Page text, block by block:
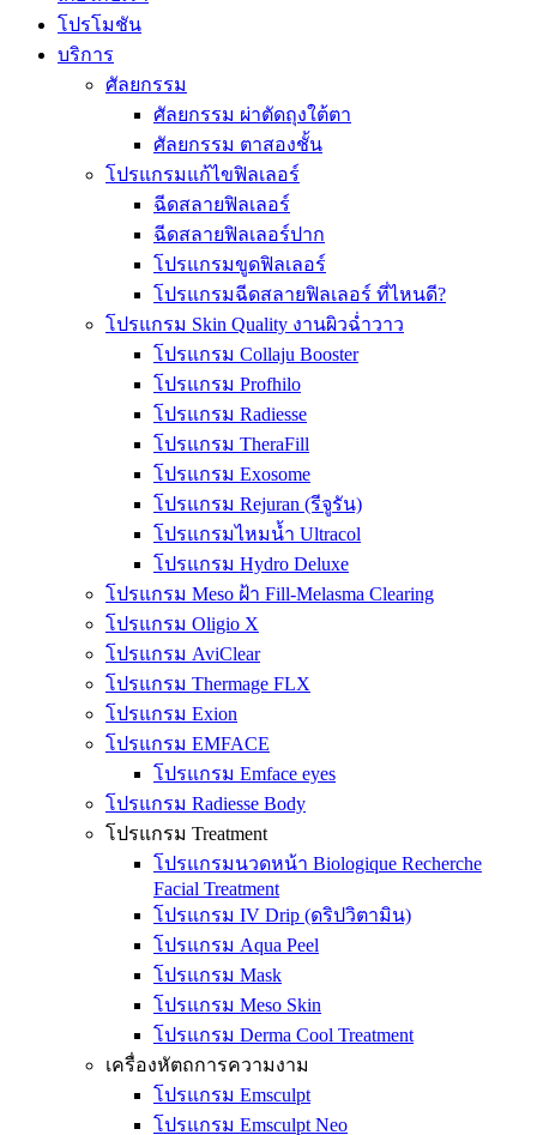
โปรโมชัน
บริการ
ศัลยกรรม
ศัลยกรรม ผ่าตัดถุงใต้ตา
ศัลยกรรม ตาสองชั้น
โปรแกรมแก้ไขฟิลเลอร์
ฉีดสลายฟิลเลอร์
ฉีดสลายฟิลเลอร์ปาก
โปรแกรมขูดฟิลเลอร์
โปรแกรมฉีดสลายฟิลเลอร์ ที่ไหนดี?
โปรแกรม Skin Quality งานผิวฉ่ำวาว
โปรแกรม Collaju Booster
โปรแกรม Profhilo
โปรแกรม Radiesse
โปรแกรม TheraFill
โปรแกรม Exosome
โปรแกรม Rejuran (รีจูรัน)
โปรแกรมไหมน้ำ Ultracol
โปรแกรม Hydro Deluxe
โปรแกรม Meso ฝ้า Fill-Melasma Clearing
โปรแกรม Oligio X
โปรแกรม AviClear
โปรแกรม Thermage FLX
โปรแกรม Exion
โปรแกรม EMFACE
โปรแกรม Emface eyes
โปรแกรม Radiesse Body
โปรแกรม Treatment
โปรแกรมนวดหน้า Biologique Recherche
Facial Treatment
โปรแกรม IV Drip (ดริปวิตามิน)
โปรแกรม Aqua Peel
โปรแกรม Mask
โปรแกรม Meso Skin
โปรแกรม Derma Cool Treatment
เครื่องหัตถการความงาม
โปรแกรม Emsculpt
โปรแกรม Emsculpt Neo